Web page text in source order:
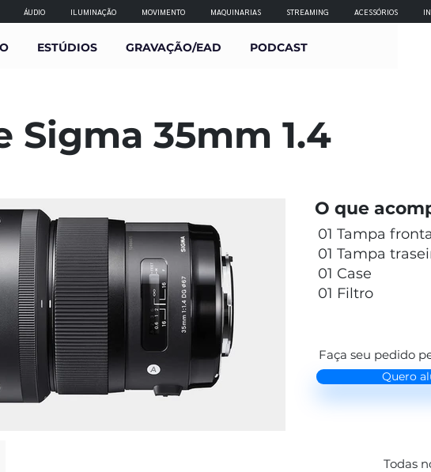
ÁUDIO ILUMINAÇÃO MOVIMENTO MAQUINARIAS STREAMING ACESSÓRIOS
ESTÚDIOS GRAVAÇÃO/EAD PODCAST
Sigma 35mm 1.4
O que
01 Tampa
01 Tampa
01 Case
01 Filtro
Faça seu pedido
Quero
Todas